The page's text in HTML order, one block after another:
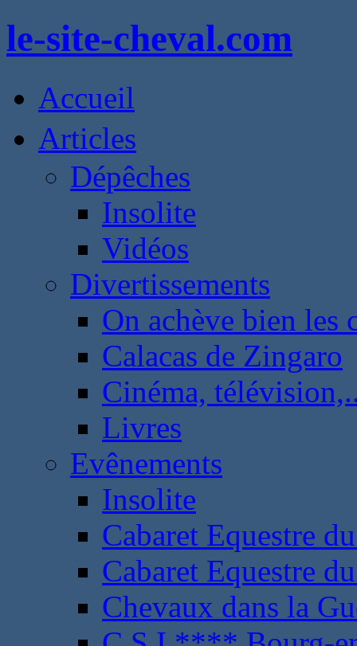
le-site-cheval.com
Accueil
Articles
Dépêches
Insolite
Vidéos
Divertissements
On achève bien les
Calacas de Zingaro
Cinéma,
Livres
Evênements
Insolite
Cabaret Equestre
Cabaret Equestre
Chevaux dans la